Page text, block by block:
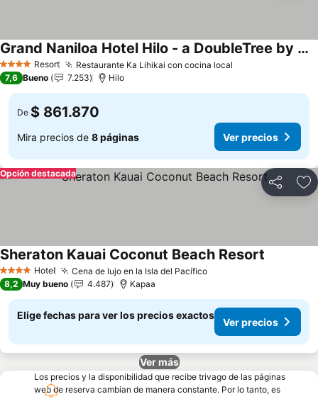
4 EstrellasResort Restaurante Ka Lihikai con cocina local
Grand Naniloa Hotel Hilo - a DoubleTree by Hilton
Ver precios
7,6 Bueno 7.253 Hilo
De $ 861.870
Mira precios de 8 páginas Ver precios
Compartir
Opción destacada
4 EstrellasHotel Cena de lujo en la Isla del PacíficoVer precios
Sheraton Kauai Coconut Beach Resort
8,2 Muy bueno 4.487 Kapaa
Elige fechas para ver los precios exactos
Ver precios
Ver más
Los precios y la disponibilidad que recibe trivago de las páginas
web de reserva cambian de manera constante. Por lo tanto, es